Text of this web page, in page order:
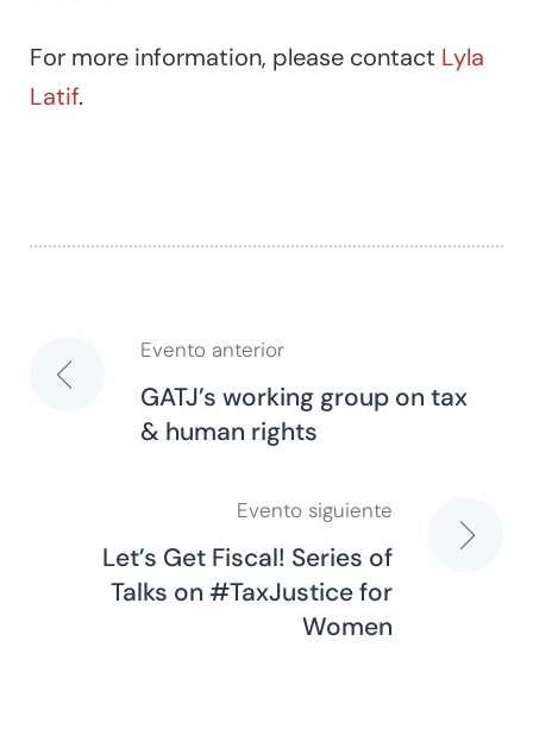
For more information, please contact Lyla
Latif.
Navegación
Evento anterior
GATJ’s working group on tax
& human rights
Evento siguiente
Let’s Get Fiscal! Series of
Talks on #TaxJustice for
Women